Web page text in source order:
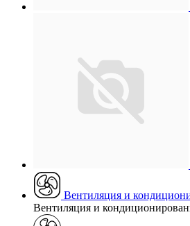
Вентиляция и
Вентиляция и